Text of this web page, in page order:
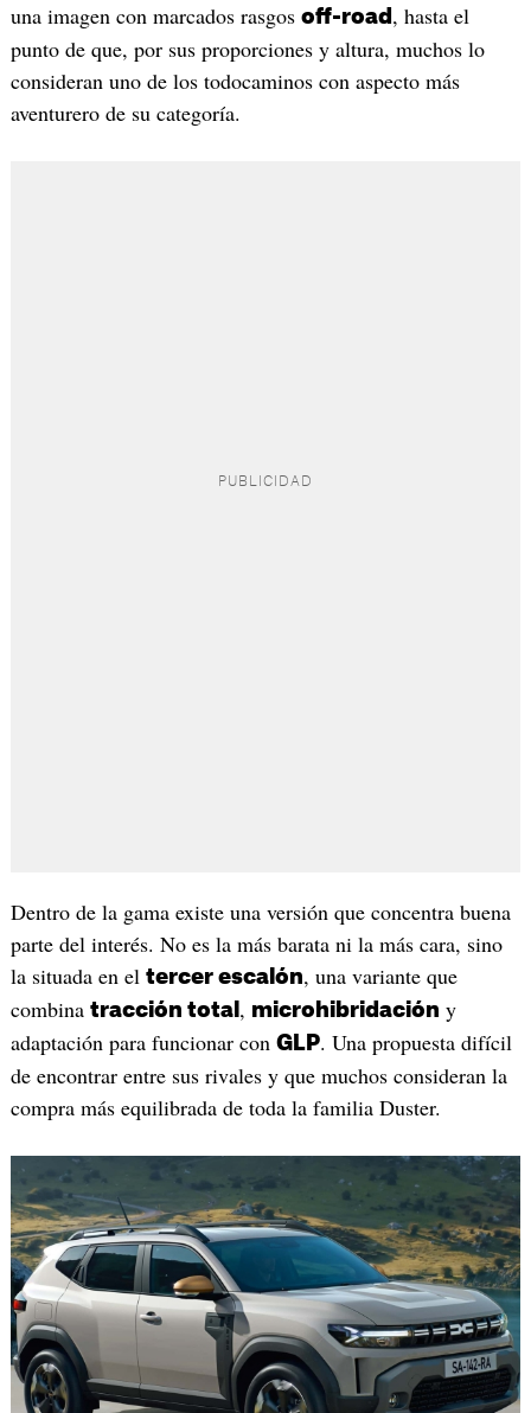
una imagen con marcados rasgos off-road , hasta el
punto de que, por sus proporciones y altura, muchos lo
consideran uno de los todocaminos con aspecto más
aventurero de su categoría.
Dentro de la gama existe una versión que concentra buena
parte del interés. No es la más barata ni la más cara, sino
la situada en el tercer escalón, una variante que
combina tracción total , microhibridación y
adaptación para funcionar con GLP. Una propuesta difícil
de encontrar entre sus rivales y que muchos consideran la
compra más equilibrada de toda la familia Duster.